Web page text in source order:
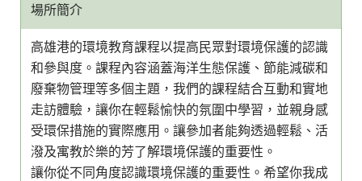
場所簡介
高雄港的環境教育課程以提高民眾對環境保護的認識
和參與度。課程內容涵蓋海洋生態保護、節能減碳和
廢棄物管理等多個主題，我們的課程結合互動和實地
走訪體驗，讓你在輕鬆愉快的氛圍中學習，並親身感
受環保措施的實際應用。讓參加者能夠透過輕鬆、活
潑及寓教於樂的芳了解環境保護的重要性。
讓你從不同角度認識環境保護的重要性。希望你我成